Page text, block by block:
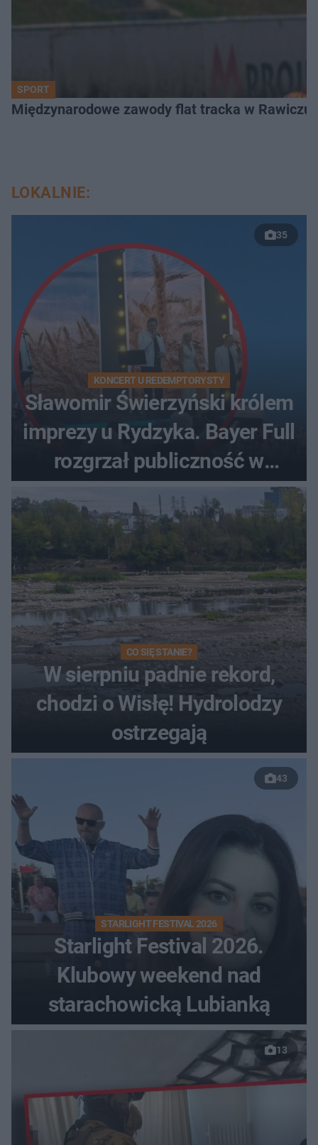
SPORT
Międzynarodowe zawody flat tracka w
LOKALNIE:
35
KONCERT U REDEMPTORYSTY
Sławomir Świerzyński królem
imprezy u Rydzyka. Bayer Full
rozgrzał publiczność w
Toruniu
CO SIĘ STANIE?
W sierpniu padnie rekord,
chodzi o Wisłę! Hydrolodzy
ostrzegają
43
STARLIGHT FESTIVAL 2026
Starlight Festival 2026.
Klubowy weekend nad
starachowicką Lubianką
13